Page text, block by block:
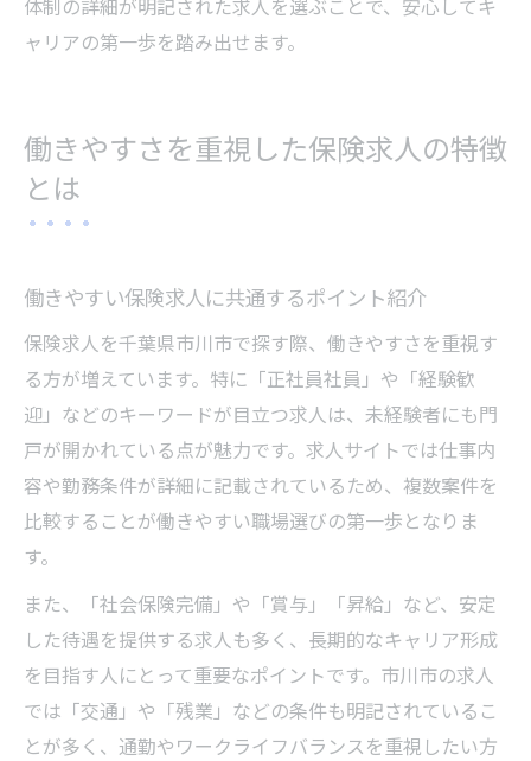
体制の詳細が明記された求人を選ぶことで、安心してキ
ャリアの第一歩を踏み出せます。
働きやすさを重視した保険求人の特徴
とは
働きやすい保険求人に共通するポイント紹介
保険求人を千葉県市川市で探す際、働きやすさを重視す
る方が増えています。特に「正社員社員」や「経験歓
迎」などのキーワードが目立つ求人は、未経験者にも門
戸が開かれている点が魅力です。求人サイトでは仕事内
容や勤務条件が詳細に記載されているため、複数案件を
比較することが働きやすい職場選びの第一歩となりま
す。
また、「社会保険完備」や「賞与」「昇給」など、安定
した待遇を提供する求人も多く、長期的なキャリア形成
を目指す人にとって重要なポイントです。市川市の求人
では「交通」や「残業」などの条件も明記されているこ
とが多く、通勤やワークライフバランスを重視したい方